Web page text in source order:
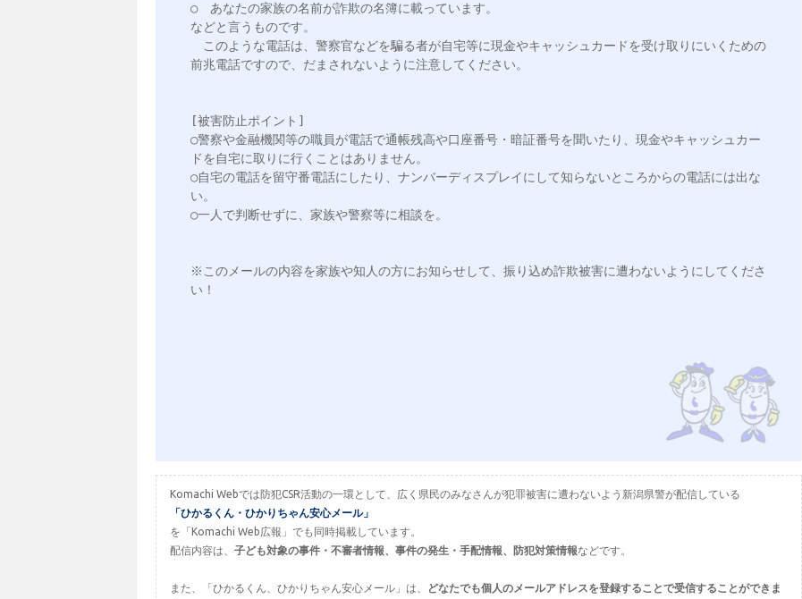
○　あなたの家族の名前が詐欺の名簿に載っています。
などと言うものです。
このような電話は、警察官などを騙る者が自宅等に現金やキャッシュカードを受け取りにいくための
前兆電話ですので、だまされないように注意してください。
[被害防止ポイント]
○警察や金融機関等の職員が電話で通帳残高や口座番号・暗証番号を聞いたり、現金やキャッシュカー
ドを自宅に取りに行くことはありません。
○自宅の電話を留守番電話にしたり、ナンバーディスプレイにして知らないところからの電話には出な
い。
○一人で判断せずに、家族や警察等に相談を。
※このメールの内容を家族や知人の方にお知らせして、振り込め詐欺被害に遭わないようにしてくださ
い！
Komachi Webでは防犯CSR活動の一環として、広く県民のみなさんが犯罪被害に遭わないよう新潟県警が配信している
「ひかるくん・ひかりちゃん安心メール」
を「Komachi Web広報」でも同時掲載しています。
配信内容は、 子ども対象の事件・不審者情報、事件の発生・手配情報、防犯対策情報などです。
また、「ひかるくん、ひかりちゃん安心メール」は、
どなたでも個人のメールアドレスを登録することで受信することができま